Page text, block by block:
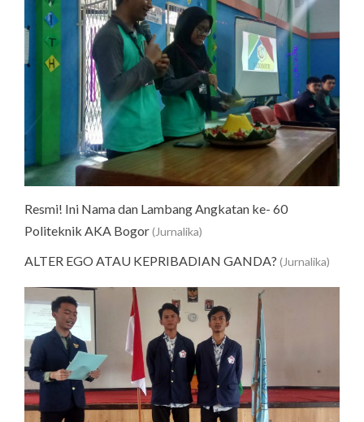
Resmi! Ini Nama dan Lambang Angkatan ke- 60
Politeknik AKA Bogor(Jurnalika)
ALTER EGO ATAU KEPRIBADIAN GANDA? (Jurnalika)